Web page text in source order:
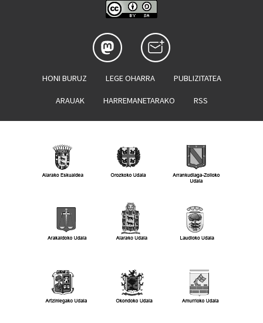
HONI BURUZ LEGE OHARRA PUBLIZITATEA
ARAUAK HARREMANETARAKO RSS